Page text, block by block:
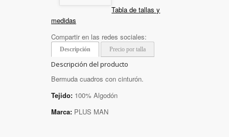
Tabla de tallas y
medidas
Compartir en las redes sociales:
Descripción Precio por talla
Descripción del producto
Bermuda cuadros con cinturón.
Tejido: 100% Algodón
Marca: PLUS MAN